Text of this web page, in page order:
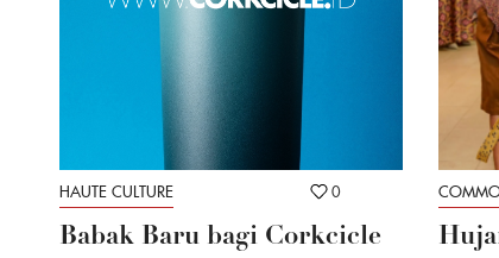
HAUTE CULTURE 0
Babak Baru bagi Corkcicle